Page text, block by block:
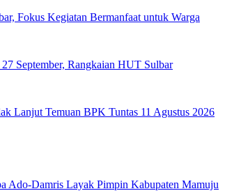
Fokus Kegiatan Bermanfaat untuk Warga
September, Rangkaian HUT Sulbar
Lanjut Temuan BPK Tuntas 11 Agustus 2026
Ado-Damris Layak Pimpin Kabupaten Mamuju